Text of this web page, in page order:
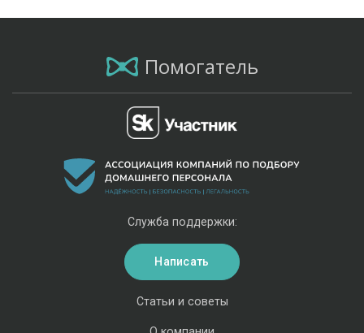
Помогатель
Статьи и советы
Служба поддержки:
Написать